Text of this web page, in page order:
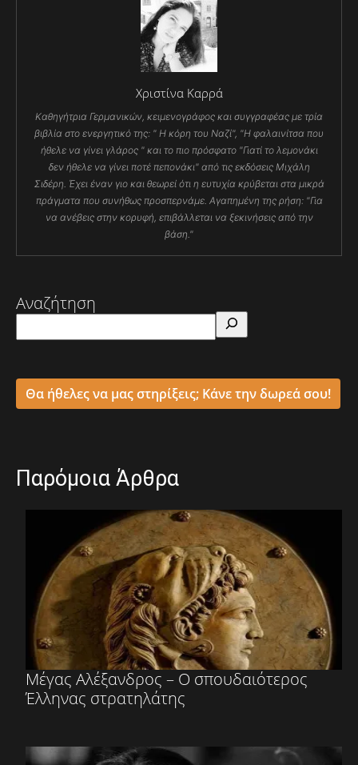
Χριστίνα Καρρά
Καθηγήτρια Γερμανικών, κειμενογράφος και συγγραφέας με τρία
βιβλία στο ενεργητικό της: " Η κόρη του Ναζί", "Η φαλαινίτσα που
ήθελε να γίνει γλάρος " και το πιο πρόσφατο "Γιατί το λεμονάκι
δεν ήθελε να γίνει ποτέ πεπονάκι" από τις εκδόσεις Μιχάλη
Σιδέρη. Έχει έναν γιο και θεωρεί ότι η ευτυχία κρύβεται στα μικρά
πράγματα που συνήθως προσπερνάμε. Αγαπημένη της ρήση: "Για
να ανέβεις στην κορυφή, επιβάλλεται να ξεκινήσεις από την
βάση."
Αναζήτηση
Θα ήθελες να μας στηρίξεις; Κάνε την δωρεά σου!
Παρόμοια Άρθρα
Mέγας Αλέξανδρος – Ο σπουδαιότερος
Έλληνας στρατηλάτης